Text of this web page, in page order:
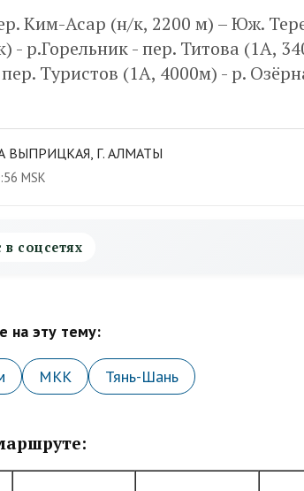
Ким-Асар (н/к, 2200 м) – Юж.
- р.Горельник - пер. Титова (1А,
Туристов (1А, 4000м) - р.
ВЫПРИЦКАЯ, Г. АЛМАТЫ
MSK
в соцсетях
на эту тему:
МКК Тянь-Шань